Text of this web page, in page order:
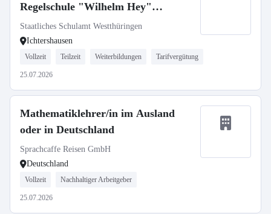
Regelschule "Wilhelm Hey"
Ichtershausen
Staatliches Schulamt Westthüringen
Ichtershausen
Vollzeit Teilzeit Weiterbildungen Tarifvergütung
25.07.2026
Mathematiklehrer/in im Ausland
oder in Deutschland
Sprachcaffe Reisen GmbH
Deutschland
Vollzeit Nachhaltiger Arbeitgeber
25.07.2026